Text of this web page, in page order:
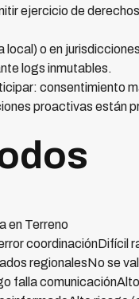
ejercicio de
local) o en
logs inmutables.
consentimiento
proactivas están
en Terreno
coordinaciónDifícil
regionalesNo se
falla